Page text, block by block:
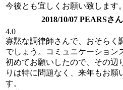
今後とも宜しくお願い致します。
2018/10/07 PEARSさ
4.0
寡黙な調律師さんで、おそらく
でしょう。コミュニケーション
初めてお願いしたので、その辺
りは特に問題なく、来年もお願
す。